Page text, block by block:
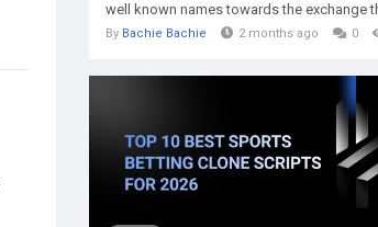
well known names towards the exchange
By Bachie Bachie 2 months ago 0